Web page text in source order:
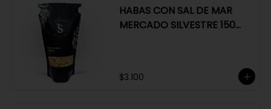
HABAS CON SAL DE MAR
MERCADO SILVESTRE 150
$3.100